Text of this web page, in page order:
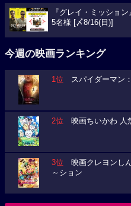
『グレイ・ミッショ
5名様 [〆8/16(日)]
今週の映画ランキング
1位 スパイダーマン
2位 映画ちいかわ 人
3位 映画クレヨンし
～ション